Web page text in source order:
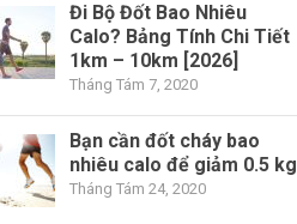
Đi Bộ Đốt Bao Nhiêu
Calo? Bảng Tính Chi Tiết
1km – 10km [2026]
Tháng Tám 7, 2020
Bạn cần đốt cháy bao
nhiêu calo để giảm 0.5 kg
Tháng Tám 24, 2020